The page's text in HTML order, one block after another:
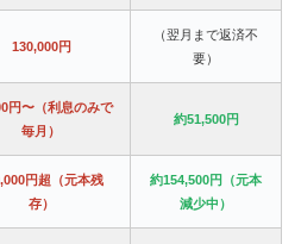
130,000円
（翌月まで返済不
要）
円〜（利息のみで
毎月）
約51,500円
円超（元本残
存）
約154,500円（元本
減少中）